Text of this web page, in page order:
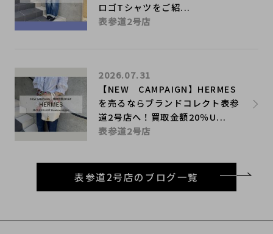
ロゴTシャツをご紹...
表参道2号店
【NEW CAMPAIGN】HERMES
を売るならブランドコレクト表参
道2号店へ！買取金額20％U...
2026.07.31
表参道2号店
表参道2号店のブログ一覧